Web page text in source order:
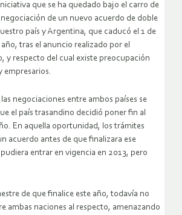
que se ha quedado bajo el carro de
negociación de un nuevo acuerdo de doble
país y Argentina, que caducó el 1 de
tras el anuncio realizado por el
y respecto del cual existe preocupación
empresarios.
negociaciones entre ambos países se
el país trasandino decidió poner fin al
En aquella oportunidad, los trámites
acuerdo antes de que finalizara ese
entrar en vigencia en 2013, pero
de que finalice este año, todavía no
ambas naciones al respecto, amenazando